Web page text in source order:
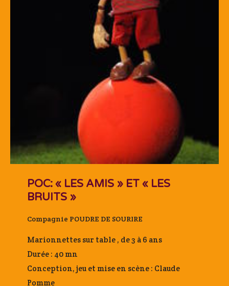
POC: « LES AMIS » ET « LES
BRUITS »
Compagnie POUDRE DE SOURIRE
Marionnettes sur table , de 3 à 6 ans
Durée : 40 mn
Conception, jeu et mise en scène : Claude
Pomme